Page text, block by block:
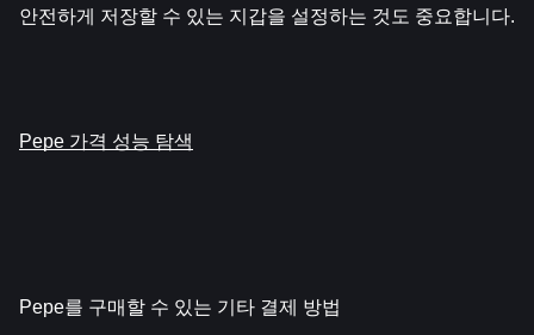
안전하게 저장할 수 있는 지갑을 설정하는 것도 중요합니다.
Pepe 가격 성능 탐색
Pepe를 구매할 수 있는 기타 결제 방법